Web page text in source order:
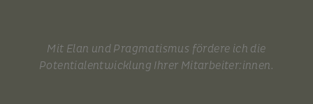
Mit Elan und Pragmatismus fördere ich die
Potentialentwicklung Ihrer Mitarbeiter:innen.